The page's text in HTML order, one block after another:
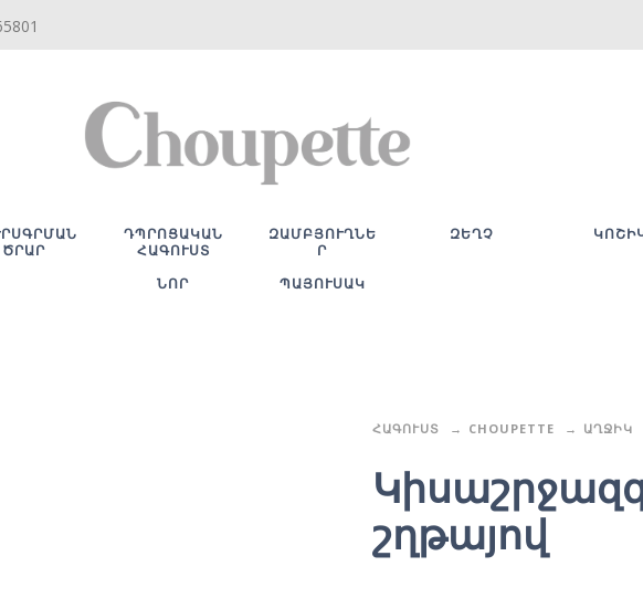
ԾՐԱՐ
ԴՊՐՈՑԱԿԱՆ
ՀԱԳՈՒՍՏ
ԶԱՄԲՅՈՒՂՆԵ
Ր
ԶԵՂՉ
ՆՈՐ ՊԱՅՈՒՍԱԿ
ՀԱԳՈՒՍՏ CHOUPETTE ԱՂՋԻԿ
շղթայով